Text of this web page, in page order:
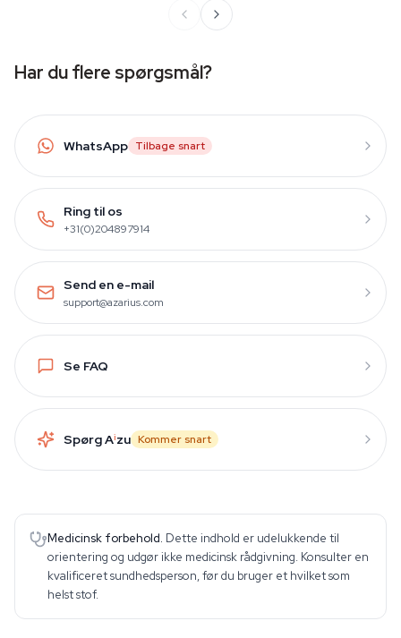
Har du flere spørgsmål?
WhatsApp Tilbage snart
Ring til os
+31(0)204897914
Send en e-mail
support@azarius.com
Se FAQ
Spørg Aizu Kommer snart
Medicinsk forbehold. Dette indhold er udelukkende til
orientering og udgør ikke medicinsk rådgivning. Konsulter en
kvalificeret sundhedsperson, før du bruger et hvilket som
helst stof.